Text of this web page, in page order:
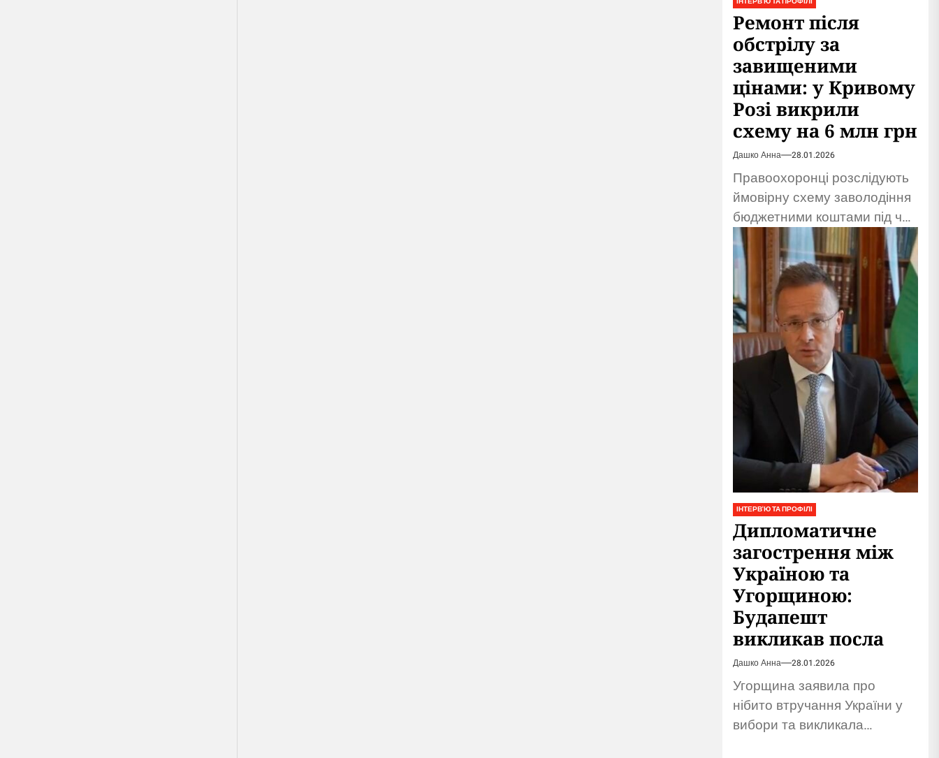
Ремонт після
обстрілу за
завищеними
цінами: у Кривому
Розі викрили
схему на 6 млн грн
Дашко Анна 28.01.2026
Правоохоронці розслідують
ймовірну схему заволодіння
бюджетними коштами під час
ремонту гуртожитку після
обстрілу. Підозрюють
підприємців.
ІНТЕРВ'Ю ТА ПРОФІЛІ
Дипломатичне
загострення між
Україною та
Угорщиною:
Будапешт
викликав посла
Дашко Анна 28.01.2026
Угорщина заявила про
нібито втручання України у
вибори та викликала